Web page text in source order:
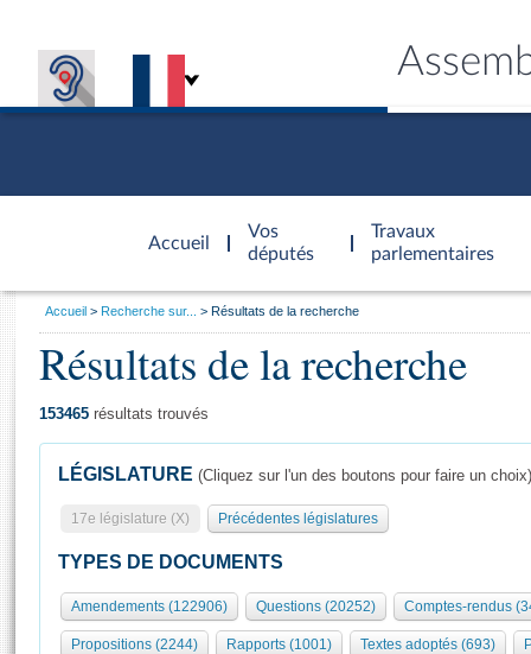
Accueil
d'accueil
Vos
députés
Travaux
parlementaires
Présidence
577 députés
Groupes politiques
Séance publique
Commissions et autres organes
Europe et International
Général
Rôle et pouvoirs de l'Assemblée
Organisation de l'Assemblée
Présidence Conférence des Présidents Bureau Collège des
Visiter l'Assemblée
Visite virtuelle du palais Bourbon
Assister à une séance
Vous
Accueil Recherche sur... Résultats de la recherche
Résultats de la recherche
153465 résultats trouvés
LÉGISLATURE (Cliquez sur l'un des boutons pour faire un choix)
17e législature (X) Précédentes législatures
TYPES DE DOCUMENTS
Amendements (122906) Questions (20252) Comptes-rendus
Propositions (2244) Rapports (1001) Textes adoptés (693)